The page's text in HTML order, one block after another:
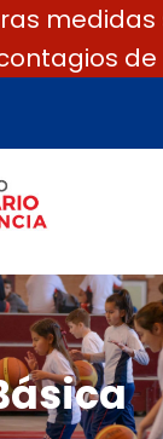
de